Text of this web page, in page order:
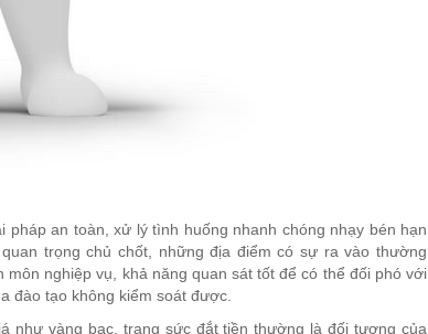
an toàn, xử lý tình huống nhanh chóng nhạy bén hạn
trọng chủ chốt, những địa điểm có sự ra vào thường
nghiệp vụ, khả năng quan sát tốt để có thể đối phó với
đào tạo không kiểm soát được.
như vàng bạc, trang sức đắt tiền thường là đối tượng của